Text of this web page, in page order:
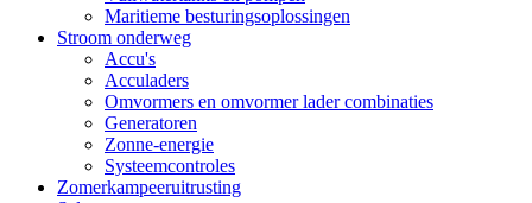
Maritieme besturingsoplossingen
Stroom onderweg
Accu's
Acculaders
Omvormers en omvormer lader combinaties
Generatoren
Zonne-energie
Systeemcontroles
Zomerkampeeruitrusting